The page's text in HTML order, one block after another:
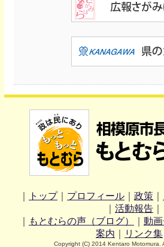
トップ｜ プロフィール｜ 政策｜
活動報告｜
もとむらの声（ブログ） 動
案内
リンク集
Copyright (C) 2014 Kentaro Motomura.